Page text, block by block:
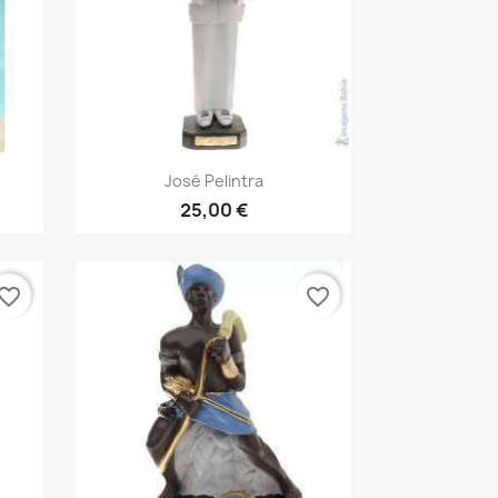
Vista rápida
José Pelintra
25,00 €
favorite_border